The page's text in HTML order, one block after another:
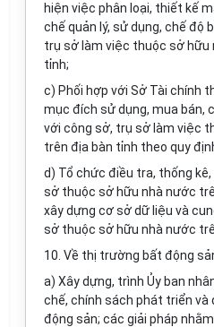
hiện việc phân loại, thiết kế
chế quản lý, sử dụng, chế độ
trụ sở làm việc thuộc sở hữu
tỉnh;
c) Phối hợp với Sở Tài chính
mục đích sử dụng, mua bán,
với công sở, trụ sở làm việc
trên địa bàn tỉnh theo quy
d) Tổ chức điều tra, thống
sở thuộc sở hữu nhà nước
xây dựng cơ sở dữ liệu và
sở thuộc sở hữu nhà nước
10. Về thị trường bất động
a) Xây dựng, trình Ủy ban
chế, chính sách phát triển
động sản; các giải pháp